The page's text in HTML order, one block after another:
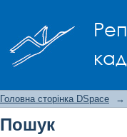
Головна сторінка DSpace →
Пошук